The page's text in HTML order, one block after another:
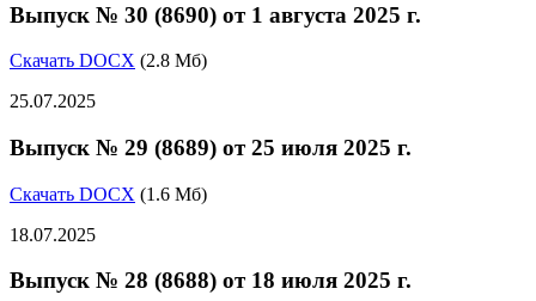
Выпуск № 30 (8690) от 1 августа 2025 г.
Скачать DOCX (2.8 Мб)
25.07.2025
Выпуск № 29 (8689) от 25 июля 2025 г.
Скачать DOCX (1.6 Мб)
18.07.2025
Выпуск № 28 (8688) от 18 июля 2025 г.